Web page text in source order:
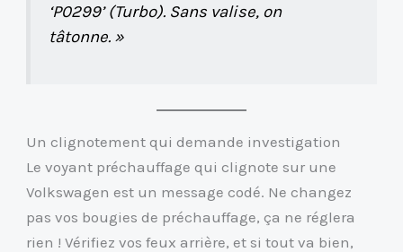
‘P0299’ (Turbo). Sans valise, on
tâtonne. »
Un clignotement qui demande investigation
Le voyant préchauffage qui clignote sur une
Volkswagen est un message codé. Ne changez
pas vos bougies de préchauffage, ça ne réglera
rien ! Vérifiez vos feux arrière, et si tout va bien,